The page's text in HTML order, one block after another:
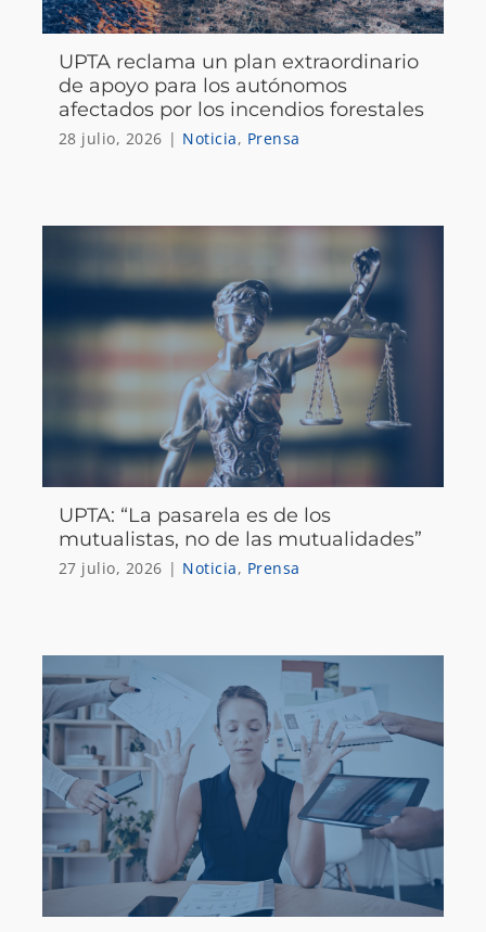
UPTA reclama un plan extraordinario
de apoyo para los autónomos
afectados por los incendios forestales
28 julio, 2026 | Noticia, Prensa
UPTA: “La pasarela es de los
mutualistas, no de las mutualidades”
27 julio, 2026 | Noticia, Prensa